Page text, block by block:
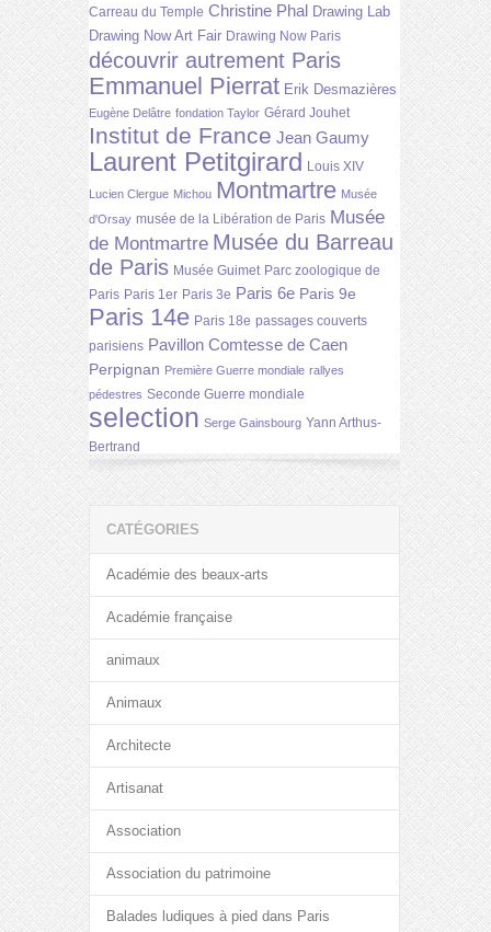
Carreau du Temple Christine Phal Drawing Lab
Drawing Now Art Fair Drawing Now Paris
découvrir autrement Paris
Emmanuel Pierrat Erik Desmazières
Eugène Delâtre fondation Taylor Gérard Jouhet
Institut de France Jean Gaumy
Laurent Petitgirard Louis XIV
Lucien Clergue Michou Montmartre Musée
d'Orsay musée de la Libération de Paris Musée
de Montmartre Musée du Barreau
de Paris Musée Guimet Parc zoologique de
Paris Paris 1er Paris 3e Paris 6e Paris 9e
Paris 14e Paris 18e passages couverts
parisiens Pavillon Comtesse de Caen
Perpignan Première Guerre mondiale rallyes
pédestres Seconde Guerre mondiale
selection Serge Gainsbourg Yann Arthus-
Bertrand
CATÉGORIES
Académie des beaux-arts
Académie française
animaux
Animaux
Architecte
Artisanat
Association
Association du patrimoine
Balades ludiques à pied dans Paris